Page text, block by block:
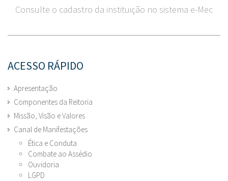
Consulte o cadastro da instituição no sistema e-Mec
ACESSO RÁPIDO
Apresentação
Componentes da Reitoria
Missão, Visão e Valores
Canal de Manifestações
Ética e Conduta
Combate ao Assédio
Ouvidoria
LGPD